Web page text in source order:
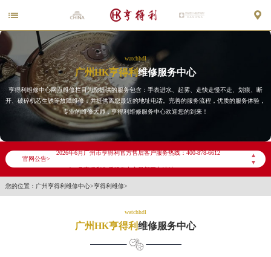
 
watchhdl
广州HK亨得利维修服务中心
亨得利维修中心网点维修栏目为您提供的服务包含：手表进水、起雾、走快走慢不走、划痕、断
开、破碎机芯生锈等故障维修，并提供离您最近的地址电话。完善的服务流程，优质的服务体验，
专业的维修大师，亨得利维修服务中心欢迎您的到来！
官网公告>
▲
▼
2026年6月亨得利广州市售后服务网络优化升级公告
2026年6月广州市亨得利官方售后客户服务热线：400-878-6612
2026年6月亨得利售后服务中心最新网点地址：
您的位置： 广州亨得利维修中心>亨得利维修>
watchhdl
广州HK亨得利维修服务中心